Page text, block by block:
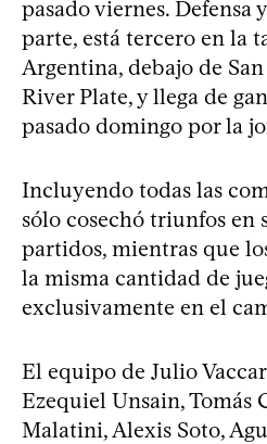
pasado viernes. Defensa
parte, está tercero en la
Argentina, debajo de
River Plate, y llega de
pasado domingo por la
Incluyendo todas las
sólo cosechó triunfos en
partidos, mientras que
la misma cantidad de
exclusivamente en el
El equipo de Julio
Ezequiel Unsain, Tomás
Malatini, Alexis Soto,